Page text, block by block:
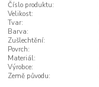
Číslo produktu:
Velikost:
Tvar:
Barva:
Zušlechtění:
Povrch:
Materiál:
Výrobce:
Země původu: